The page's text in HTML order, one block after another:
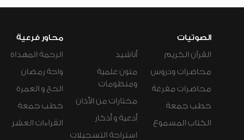
الصوتيات
القرآن الكريم
محاضرات ودروس
محاضرات مفرغة
خطب جمعة
الكتاب المسموع
أناشيد
متون علمية
ومنظومات
مختارات من الأذان
أدعية و أذكار
استراحة التسجيلات
محاور فرعية
الرحمة المهداة
واحة رمضان
الحج و العمرة
خطب جمعة
القراءات العشر